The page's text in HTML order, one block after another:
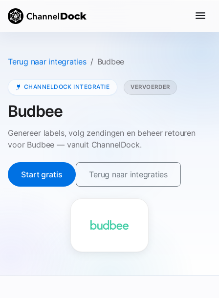
Terug naar integraties Budbee
CHANNELDOCK INTEGRATIE VERVOERDER
Budbee
Genereer labels, volg zendingen en beheer retouren
voor Budbee — vanuit ChannelDock.
Start gratis Terug naar integraties